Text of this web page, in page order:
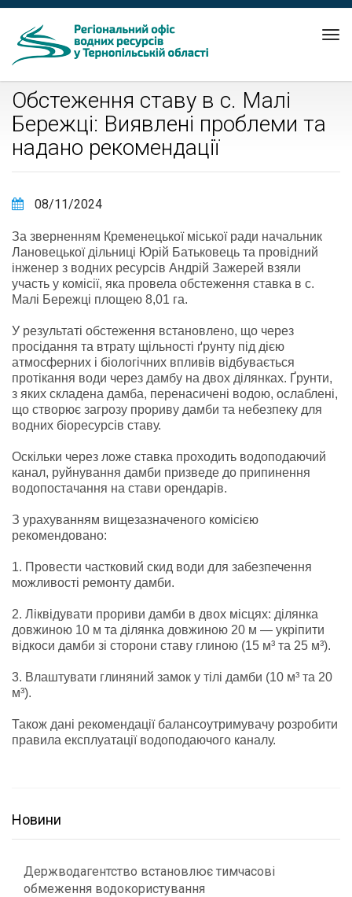
Обстеження ставу в с. Малі
Бережці: Виявлені проблеми та
надано рекомендації
08/11/2024
За зверненням Кременецької міської ради начальник
Лановецької дільниці Юрій Батьковець та провідний
інженер з водних ресурсів Андрій Зажерей взяли
участь у комісії, яка провела обстеження ставка в с.
Малі Бережці площею 8,01 га.
У результаті обстеження встановлено, що через
просідання та втрату щільності ґрунту під дією
атмосферних і біологічних впливів відбувається
протікання води через дамбу на двох ділянках. Ґрунти,
з яких складена дамба, перенасичені водою, ослаблені,
що створює загрозу прориву дамби та небезпеку для
водних біоресурсів ставу.
Оскільки через ложе ставка проходить водоподаючий
канал, руйнування дамби призведе до припинення
водопостачання на стави орендарів.
З урахуванням вищезазначеного комісією
рекомендовано:
1. Провести частковий скид води для забезпечення
можливості ремонту дамби.
2. Ліквідувати прориви дамби в двох місцях: ділянка
довжиною 10 м та ділянка довжиною 20 м — укріпити
відкоси дамби зі сторони ставу глиною (15 м³ та 25 м³).
3. Влаштувати глиняний замок у тілі дамби (10 м³ та 20
м³).
Також дані рекомендації балансоутримувачу розробити
правила експлуатації водоподаючого каналу.
Новини
Держводагентство встановлює тимчасові
обмеження водокористування